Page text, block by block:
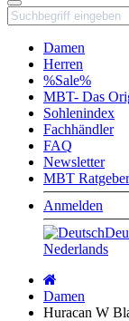
Navigation
Damen
Herren
%Sale%
MBT- Das
Sohlenindex
Fachhändler
FAQ
Newsletter
MBT Ratgeber
Anmelden
Nederlands
Damen
Huracan W